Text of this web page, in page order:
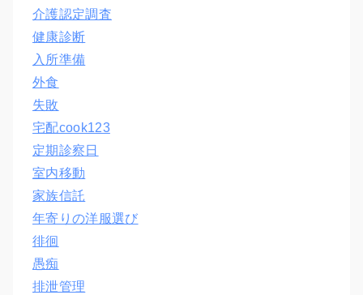
介護認定調査
健康診断
入所準備
外食
失敗
宅配cook123
定期診察日
室内移動
家族信託
年寄りの洋服選び
徘徊
愚痴
排泄管理